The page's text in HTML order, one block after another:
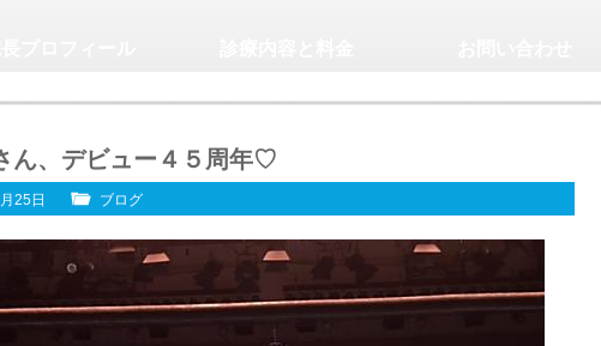
ん、デビュー４５周年♡
25日 ブログ